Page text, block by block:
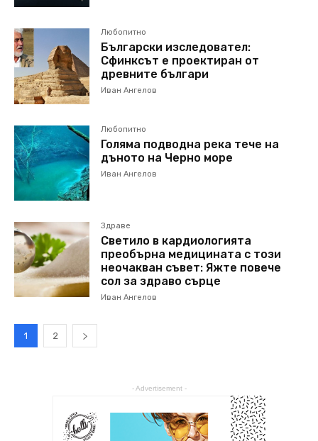
Любопитно
Български изследовател:
Сфинксът е проектиран от
древните българи
Иван Ангелов
Любопитно
Голяма подводна река тече на
дъното на Черно море
Иван Ангелов
Здраве
Светило в кардиологията
преобърна медицината с този
неочакван съвет: Яжте повече
сол за здраво сърце
Иван Ангелов
1 2
- Advertisement -